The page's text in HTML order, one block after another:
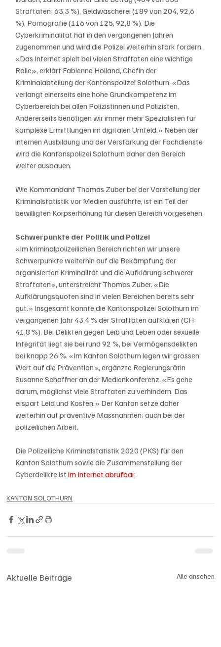
Straftaten; 63,3 %), Geldwäscherei (189 von 204, 92,6
%), Pornografie (116 von 125, 92,8 %). Die
Cyberkriminalität hat in den vergangenen Jahren
zugenommen und wird die Polizei weiterhin stark fordern.
«Das Internet spielt bei vielen Straftaten eine wichtige
Rolle», erklärt Fabienne Holland, Chefin der
Kriminalabteilung der Kantonspolizei Solothurn. «Das
verlangt einerseits eine hohe Grundkompetenz im
Cyberbereich bei allen Polizistinnen und Polizisten.
Andererseits benötigen wir immer mehr Spezialisten für
komplexe Ermittlungen im digitalen Umfeld.» Neben der
internen Ausbildung und der Verstärkung der Fachdienste
wird die Kantonspolizei Solothurn daher den Bereich
weiter ausbauen.
Wie Kommandant Thomas Zuber bei der Vorstellung der
Kriminalstatistik vor Medien ausführte, ist ein Teil der
bewilligten Korpserhöhung für diesen Bereich vorgesehen.
Schwerpunkte der Politik und Polizei
«Im kriminalpolizeilichen Bereich richten wir unsere
Schwerpunkte weiterhin auf die Bekämpfung der
organisierten Kriminalität und die Aufklärung schwerer
Straftaten», unterstreicht Thomas Zuber. «Die
Aufklärungsquoten sind in vielen Bereichen bereits sehr
gut.» Insgesamt konnte die Kantonspolizei Solothurn im
vergangenen Jahr 43,4 % der Straftaten aufklären (CH:
41,8 %). Bei Delikten gegen Leib und Leben oder sexuelle
Integrität liegt sie bei rund 92 %, bei Vermögensdelikten
bei knapp 26 %. «Im Kanton Solothurn legen wir grossen
Wert auf die Prävention», ergänzte Regierungsrätin
Susanne Schaffner an der Medienkonferenz. «Es gehe
darum, möglichst viele Straftaten zu verhindern. Das
erspart Leid und Kosten.» Der Kanton setze daher
weiterhin auf präventive Massnahmen; auch bei der
polizeilichen Arbeit.
Die Polizeiliche Kriminalstatistik 2020 (PKS) für den
Kanton Solothurn sowie die Zusammenstellung der
Cyberdelikte ist im Internet abrufbar.
KANTON SOLOTHURN
Aktuelle Beiträge Alle ansehen